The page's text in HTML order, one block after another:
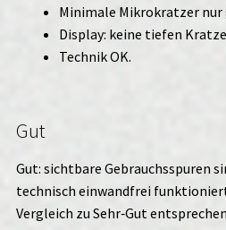
Minimale Mikrokratzer nur
Display: keine tiefen
Technik OK.
Gut
Gut: sichtbare Gebrauchsspuren
technisch einwandfrei
Vergleich zu Sehr‑Gut